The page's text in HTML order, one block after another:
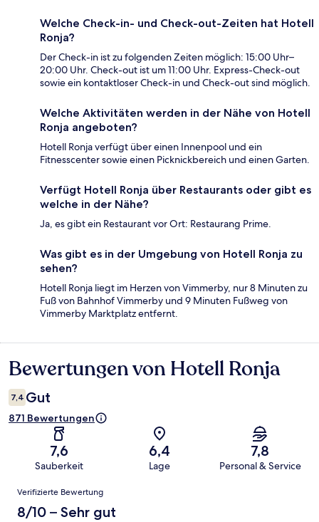
Welche Check-in- und Check-out-Zeiten hat Hotell
Ronja?
Der Check-in ist zu folgenden Zeiten möglich: 15:00 Uhr–
20:00 Uhr. Check-out ist um 11:00 Uhr. Express-Check-out
sowie ein kontaktloser Check-in und Check-out sind möglich.
Welche Aktivitäten werden in der Nähe von Hotell
Ronja angeboten?
Hotell Ronja verfügt über einen Innenpool und ein
Fitnesscenter sowie einen Picknickbereich und einen Garten.
Verfügt Hotell Ronja über Restaurants oder gibt es
welche in der Nähe?
Ja, es gibt ein Restaurant vor Ort: Restaurang Prime.
Was gibt es in der Umgebung von Hotell Ronja zu
sehen?
Hotell Ronja liegt im Herzen von Vimmerby, nur 8 Minuten zu
Fuß von Bahnhof Vimmerby und 9 Minuten Fußweg von
Vimmerby Marktplatz entfernt.
Bewertungen
Bewertungen von Hotell Ronja
7,4 Gut
871 Bewertungen
7,6
Sauberkeit
6,4
Lage
7,8
Personal & Service
Bewertungen
Verifizierte Bewertung
8/10 – Sehr gut